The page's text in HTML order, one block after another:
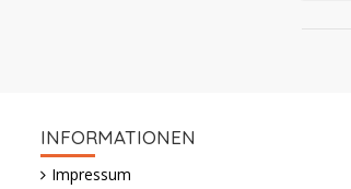
INFORMATIONEN
Impressum